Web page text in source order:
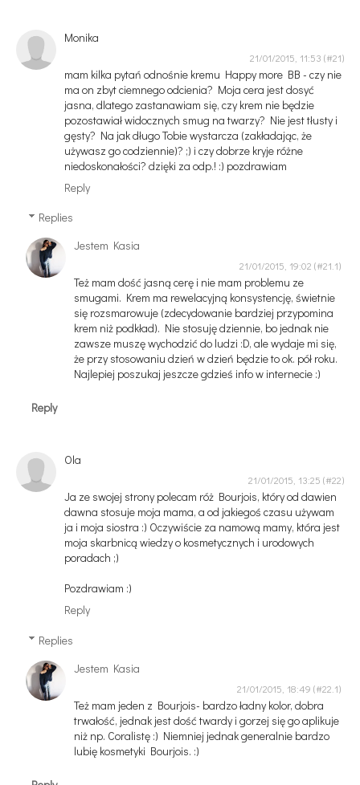
Monika
21/01/2015, 11:53
mam kilka pytań odnośnie kremu Happy more BB - czy nie
ma on zbyt ciemnego odcienia? Moja cera jest dosyć
jasna, dlatego zastanawiam się, czy krem nie będzie
pozostawiał widocznych smug na twarzy? Nie jest tłusty i
gęsty? Na jak długo Tobie wystarcza (zakładając, że
używasz go codziennie)? ;) i czy dobrze kryje różne
niedoskonałości? dzięki za odp.! :) pozdrawiam
Reply
Replies
Jestem Kasia
21/01/2015, 19:02
Też mam dość jasną cerę i nie mam problemu ze
smugami. Krem ma rewelacyjną konsystencję, świetnie
się rozsmarowuje (zdecydowanie bardziej przypomina
krem niż podkład). Nie stosuję dziennie, bo jednak nie
zawsze muszę wychodzić do ludzi :D, ale wydaje mi się,
że przy stosowaniu dzień w dzień będzie to ok. pół roku.
Najlepiej poszukaj jeszcze gdzieś info w internecie :)
Reply
Ola
21/01/2015, 13:25
Ja ze swojej strony polecam róż Bourjois, który od dawien
dawna stosuje moja mama, a od jakiegoś czasu używam
ja i moja siostra :) Oczywiście za namową mamy, która jest
moja skarbnicą wiedzy o kosmetycznych i urodowych
poradach ;)
Pozdrawiam :)
Reply
Replies
Jestem Kasia
21/01/2015, 18:49
Też mam jeden z Bourjois- bardzo ładny kolor, dobra
trwałość, jednak jest dość twardy i gorzej się go aplikuje
niż np. Coralistę :) Niemniej jednak generalnie bardzo
lubię kosmetyki Bourjois. :)